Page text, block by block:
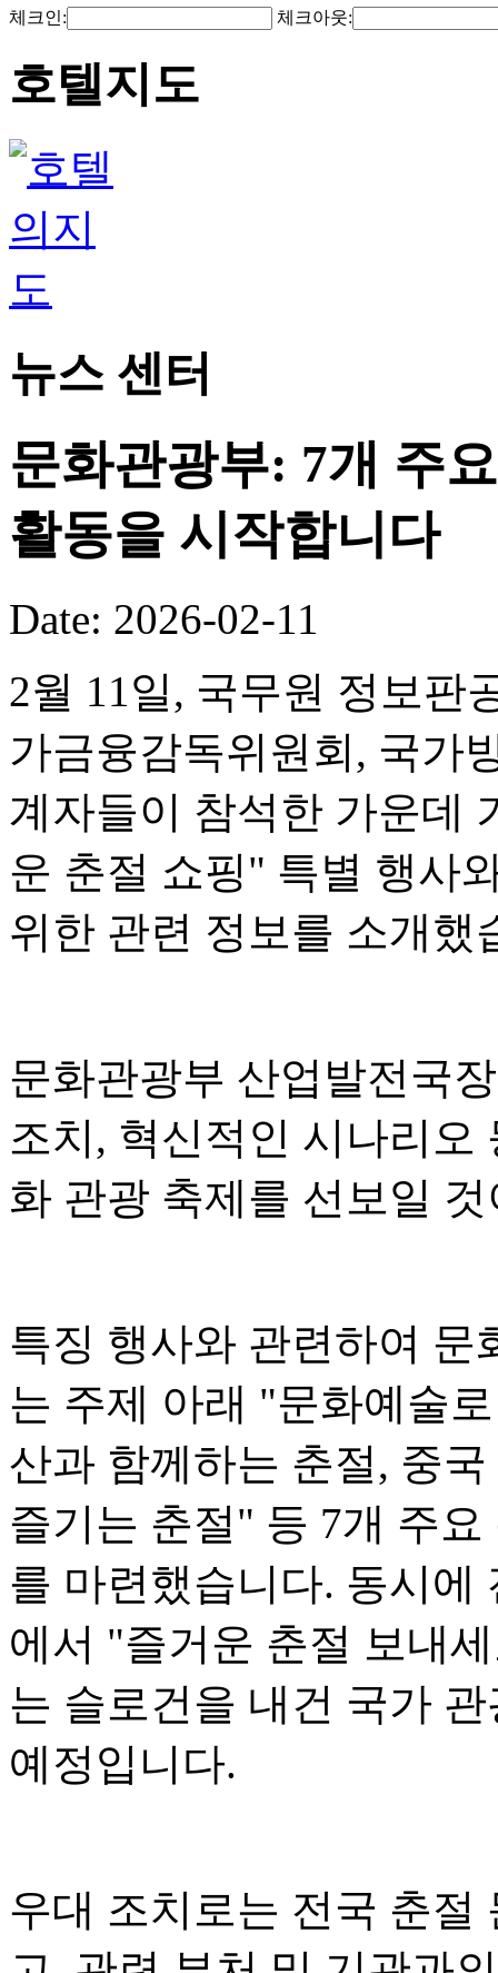
체크인: 체크아웃:
호텔지도
뉴스 센터
문화관광부: 7개 주
활동을 시작합니다
Date: 2026-02-11
2월 11일, 국무원 정보판
가금융감독위원회, 국가
계자들이 참석한 가운데
운 춘절 쇼핑" 특별 행사
위한 관련 정보를 소개했
문화관광부 산업발전국
조치, 혁신적인 시나리오
화 관광 축제를 선보일
특징 행사와 관련하여
는 주제 아래 "문화예술
산과 함께하는 춘절, 중
즐기는 춘절" 등 7개 주
를 마련했습니다. 동시에
에서 "즐거운 춘절 보내
는 슬로건을 내건 국가
예정입니다.
우대 조치로는 전국 춘절